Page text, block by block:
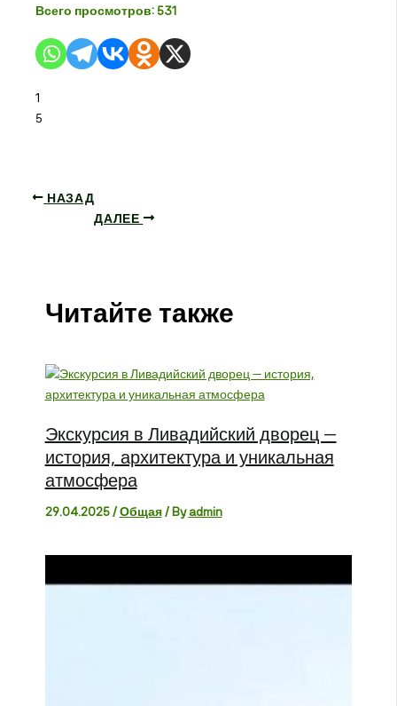
Всего просмотров: 531
1
5
НАЗАД
ДАЛЕЕ
Читайте также
Экскурсия в Ливадийский дворец —
история, архитектура и уникальная
атмосфера
29.04.2025/Общая/ Byadmin